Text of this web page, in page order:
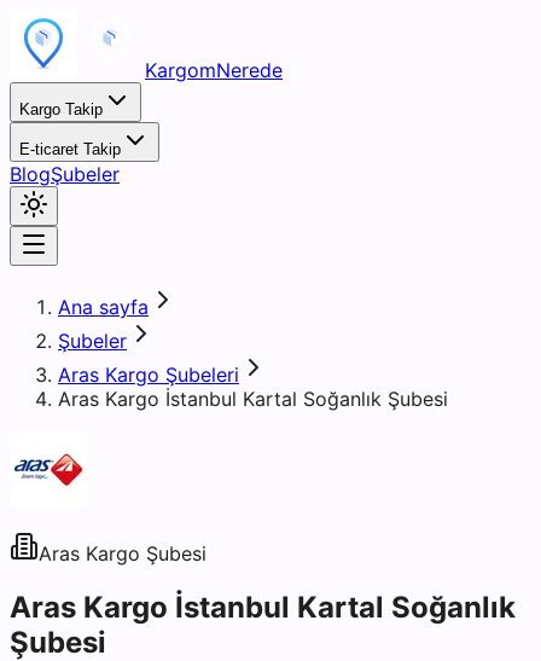
KargomNerede
Kargo Takip
E-ticaret Takip
BlogŞubeler
Ana sayfa
Şubeler
Aras Kargo Şubeleri
Aras Kargo İstanbul Kartal Soğanlık Şubesi
Aras Kargo Şubesi
Aras Kargo İstanbul Kartal Soğanlık
Şubesi